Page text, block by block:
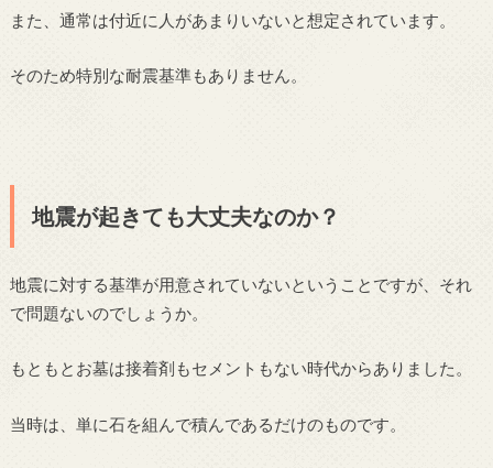
また、通常は付近に人があまりいないと想定されています。
そのため特別な耐震基準もありません。
地震が起きても大丈夫なのか？
地震に対する基準が用意されていないということですが、それ
で問題ないのでしょうか。
もともとお墓は接着剤もセメントもない時代からありました。
当時は、単に石を組んで積んであるだけのものです。